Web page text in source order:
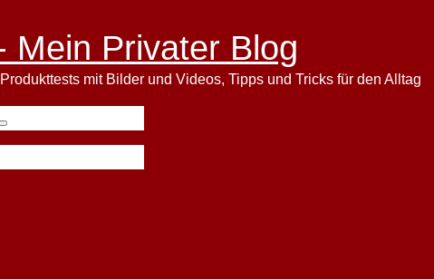
Mein Privater Blog
mit Bilder und Videos, Tipps und Tricks für den Alltag
Suchen